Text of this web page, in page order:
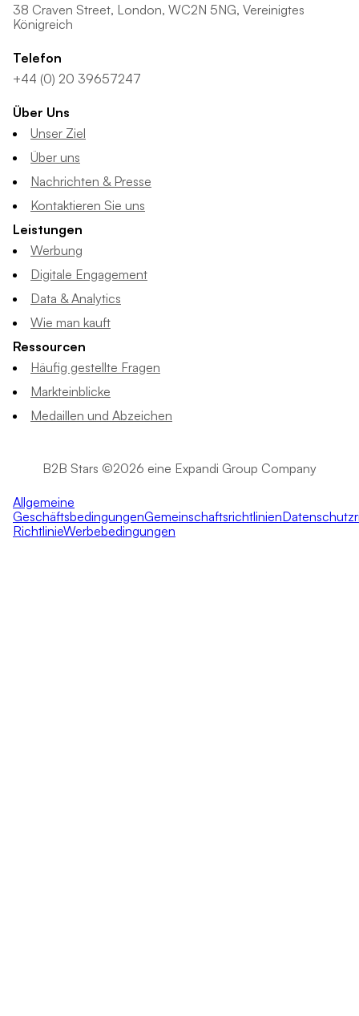
38 Craven Street, London, WC2N 5NG, Vereinigtes
Königreich
Telefon
+44 (0) 20 39657247
Über Uns
Unser Ziel
Über uns
Nachrichten & Presse
Kontaktieren Sie uns
Leistungen
Werbung
Digitale Engagement
Data & Analytics
Wie man kauft
Ressourcen
Häufig gestellte Fragen
Markteinblicke
Medaillen und Abzeichen
B2B Stars ©2026 eine Expandi Group Company
Allgemeine
GeschäftsbedingungenGemeinschaftsrichtlinien
RichtlinieWerbebedingungen